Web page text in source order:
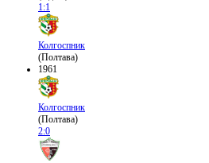
1:1
Колгоспник
(Полтава)
1961
Колгоспник
(Полтава)
2:0